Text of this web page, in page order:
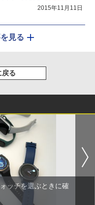
2015年11月11日
見る
戻る
ッチを選ぶときに確